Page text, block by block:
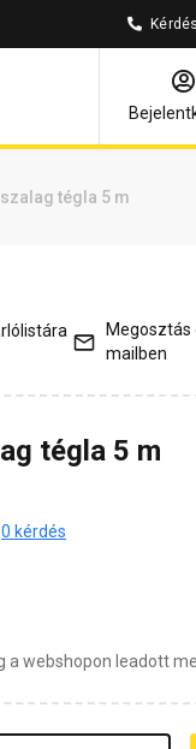
tégla 5 m
Kapcsolódó
Megosztás
mailben
tégla 5 m
0 kérdés
webshopon leadott